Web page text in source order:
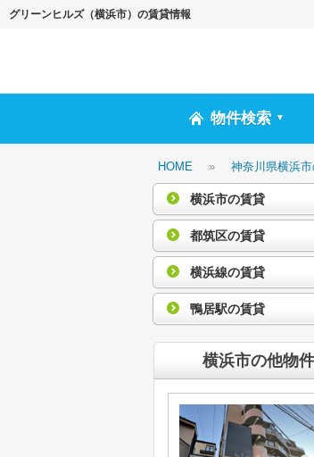
グリーンヒルズ（横浜市）の賃貸情報
物件検索 ▼
HOME » 神奈川県横浜
横浜市の賃貸
都筑区の賃貸
横浜線の賃貸
鴨居駅の賃貸
横浜市の他物件